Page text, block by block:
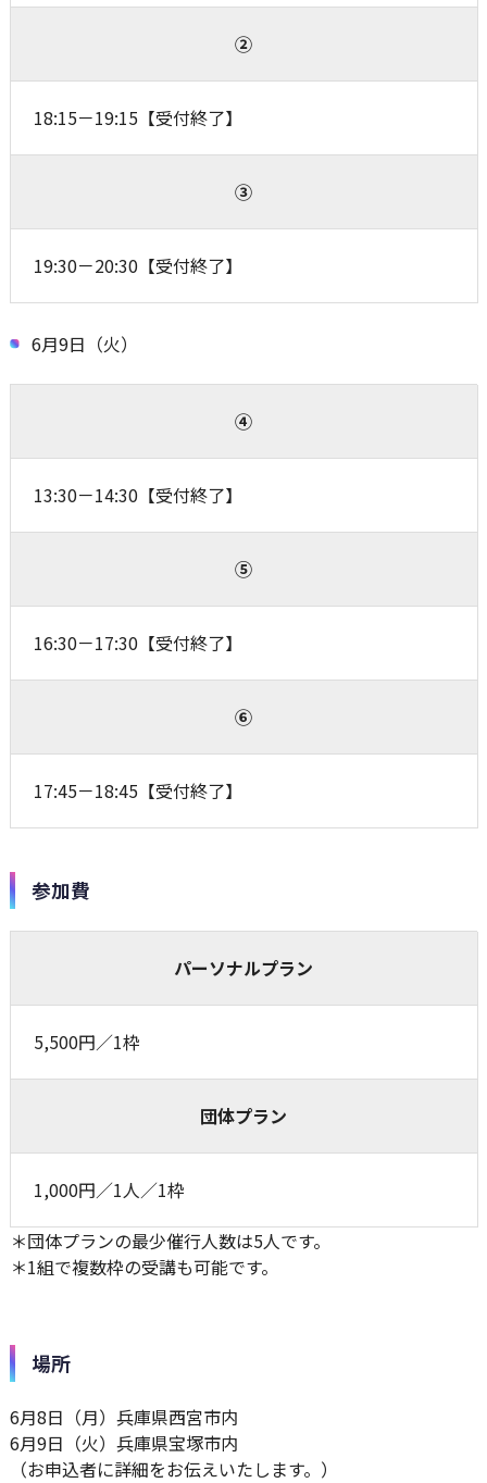
②
18:15－19:15【受付終了】
③
19:30－20:30【受付終了】
6月9日（火）
④
13:30－14:30【受付終了】
⑤
16:30－17:30【受付終了】
⑥
17:45－18:45【受付終了】
参加費
パーソナルプラン
5,500円／1枠
団体プラン
1,000円／1人／1枠
＊団体プランの最少催行人数は5人です。
＊1組で複数枠の受講も可能です。
場所
6月8日（月）兵庫県西宮市内
6月9日（火）兵庫県宝塚市内
（お申込者に詳細をお伝えいたします。）